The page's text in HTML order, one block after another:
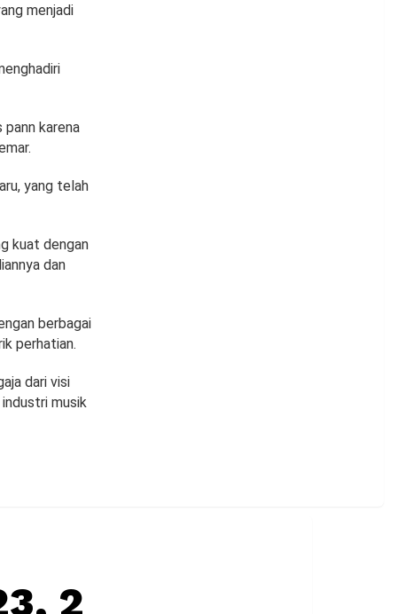
menjadi
karena
yang telah
kuat dengan
dan
berbagai
perhatian.
dari visi
musik
2